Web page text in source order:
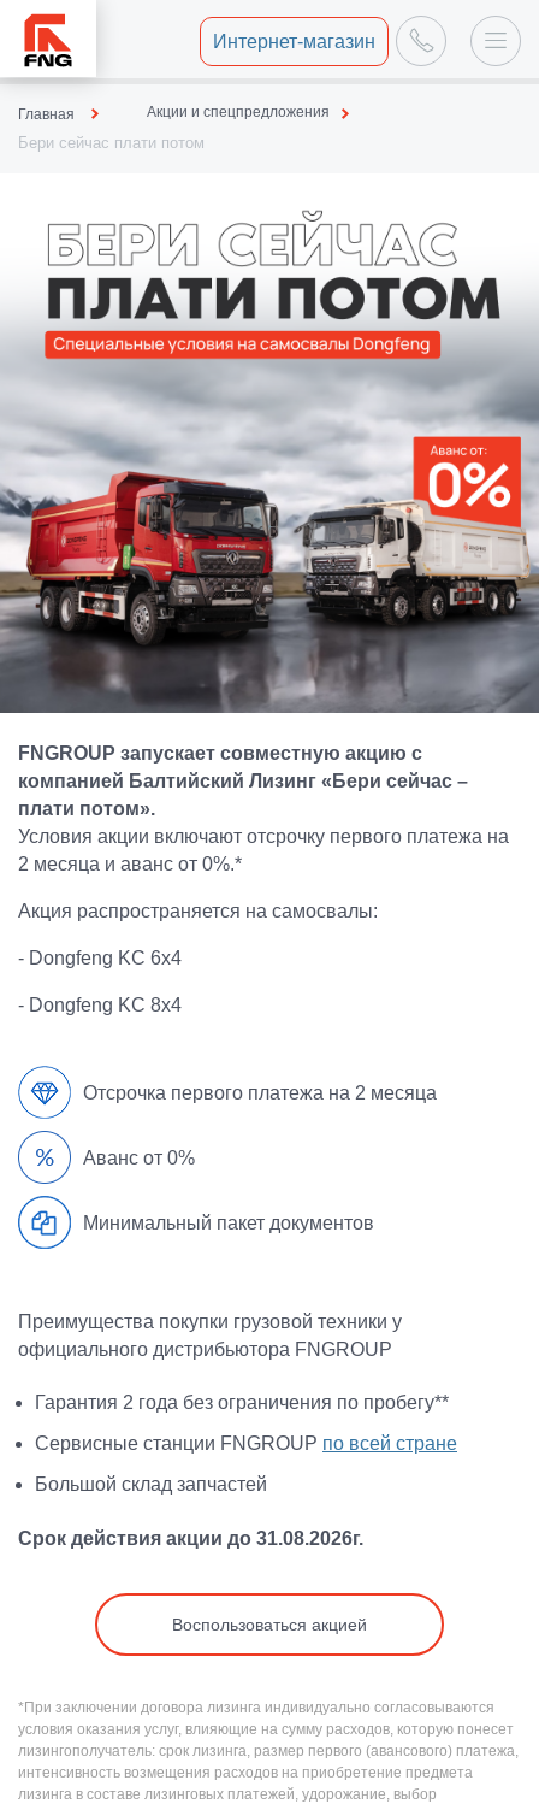
Интернет-магазин
Главная Акции и спецпредложения
Бери сейчас плати потом
FNGROUP запускает совместную акцию с
компанией Балтийский Лизинг «Бери сейчас –
плати потом».
Условия акции включают отсрочку первого платежа на
2 месяца и аванс от 0%.*
Акция распространяется на самосвалы:
- Dоngfeng KC 6x4
- Dоngfeng KC 8x4
Отсрочка первого платежа на 2 месяца
Аванс от 0%
Минимальный пакет документов
Преимущества покупки грузовой техники у
официального дистрибьютора FNGROUP
Гарантия 2 года без ограничения по пробегу**
Сервисные станции FNGROUP по всей стране
Большой склад запчастей
Срок действия акции до 31.08.2026г.
Воспользоваться акцией
*При заключении договора лизинга индивидуально согласовываются
условия оказания услуг, влияющие на сумму расходов, которую понесет
лизингополучатель: срок лизинга, размер первого (авансового) платежа,
интенсивность возмещения расходов на приобретение предмета
лизинга в составе лизинговых платежей, удорожание, выбор